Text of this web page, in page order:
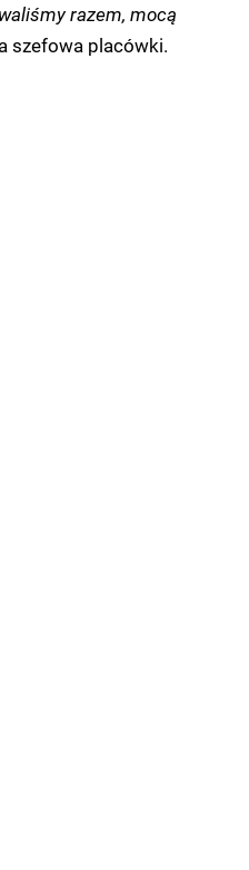
razem, mocą
szefowa placówki.